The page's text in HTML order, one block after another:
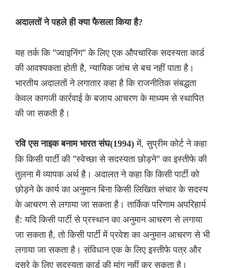
अदालतों ने पहले ही क्या फैसला किया है?
यह तर्क कि "ज्वाइनिंग" के लिए एक औपचारिक सदस्यता कार्ड
की आवश्यकता होती है, न्यायिक जांच से बच नहीं पाता है।
भारतीय अदालतों ने लगातार कहा है कि राजनीतिक संबद्धता
केवल कागजी कार्रवाई के बजाय आचरण के माध्यम से स्थापित
की जा सकती है।
रवि एस नाइक बनाम भारत संघ(1994)में, सुप्रीम कोर्ट ने कहा
कि किसी पार्टी की "स्वेच्छा से सदस्यता छोड़ने" का इस्तीफे की
तुलना में व्यापक अर्थ है। अदालत ने कहा कि किसी पार्टी को
छोड़ने के कार्य का अनुमान बिना किसी लिखित संचार के सदस्य
के आचरण से लगाया जा सकता है। तार्किक परिणाम अपरिहार्य
है: यदि किसी पार्टी से प्रस्थान का अनुमान आचरण से लगाया
जा सकता है, तो किसी पार्टी में प्रवेश का अनुमान आचरण से भी
लगाया जा सकता है। संविधान एक के लिए इस्तीफे पत्र और
दूसरे के लिए सदस्यता कार्ड की मांग नहीं कर सकता है।